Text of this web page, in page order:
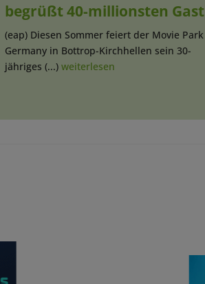
begrüßt 40-millionsten Gast
(eap) Diesen Sommer feiert der Movie Park
Germany in Bottrop-Kirchhellen sein 30-
jähriges (...) weiterlesen